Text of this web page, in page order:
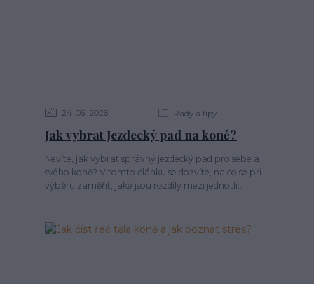
24 06 2026 Rady a tipy
Jak vybrat Jezdecký pad na koně?
Nevíte, jak vybrat správný jezdecký pad pro sebe a
svého koně? V tomto článku se dozvíte, na co se při
výběru zaměřit, jaké jsou rozdíly mezi jednotli...